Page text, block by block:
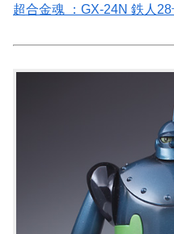
超合金魂 ：GX-24N 鉄人